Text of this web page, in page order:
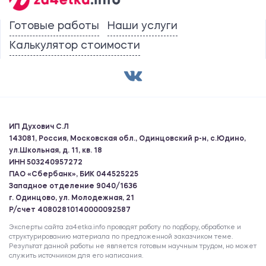
Готовые работы
Наши услуги
Калькулятор стоимости
ИП Духович С.Л
143081, Россия, Московская обл., Одинцовский р-н, с.Юдино,
ул.Школьная, д. 11, кв. 18
ИНН 503240957272
ПАО «Сбербанк», БИК 044525225
Западное отделение 9040/1636
г. Одинцово, ул. Молодежная, 21
Р/счет 40802810140000092587
Эксперты сайта za4etka.info проводят работу по подбору, обработке и
структурированию материала по предложенной заказчиком теме.
Результат данной работы не является готовым научным трудом, но может
служить источником для его написания.